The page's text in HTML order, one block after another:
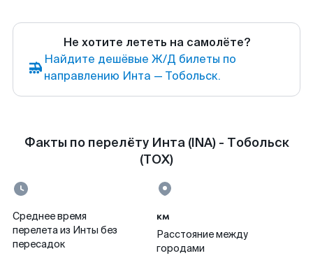
Не хотите лететь на самолёте?
Найдите дешёвые Ж/Д билеты по
направлению Инта — Тобольск.
Факты по перелёту Инта (INA) - Тобольск
(TOX)
Среднее время
перелета из Инты без
пересадок
км
Расстояние между
городами